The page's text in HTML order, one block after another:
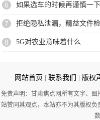
6 如果选车的时候再谨慎一
7 拒绝隐私泄漏，精益文件
8 5G对农业意味着什么
网站首页 联系我们 版权
免责声明：甘肃焦点网所有文字、
站赞同其观点，本站亦不为其版权